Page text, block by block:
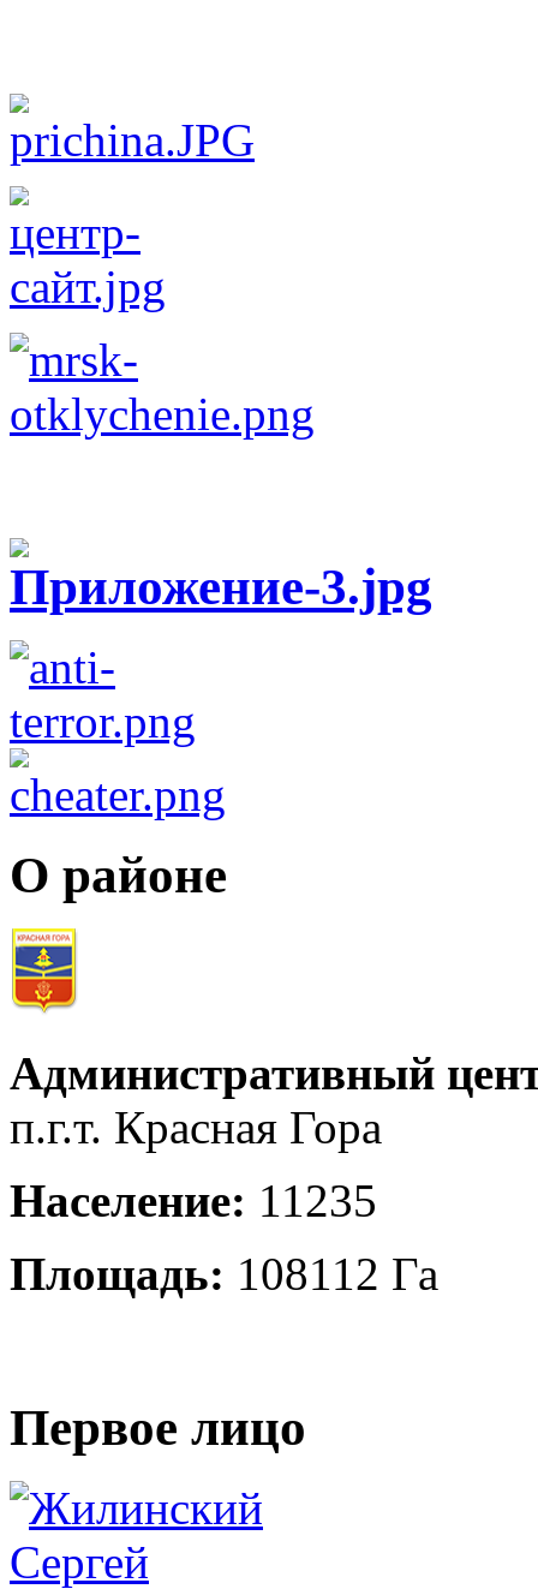
О районе
Административный
п.г.т. Красная Гора
Население: 11235
Площадь: 108112 Га
Первое лицо